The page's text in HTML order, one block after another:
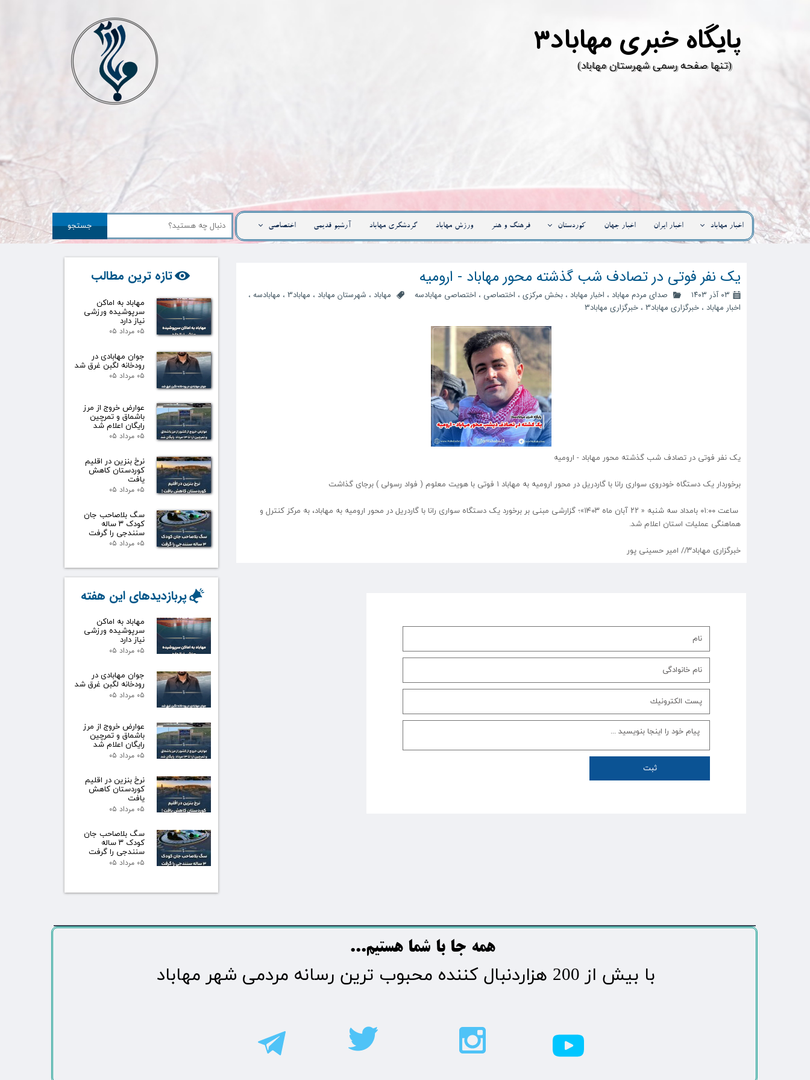
پ
​(تنها صفحه رسمی شهرستان مهاباد)
اخبار مهاباد اخبار ایران اخبار جهان کوردستان فرهنگ و هنر ورزش مهاباد گردشگری مهاباد آرشیو قدیمی اختصاصی جستجو
یک نفر فوتی در تصادف شب گذشته محور مهاباد - ارومیه
۰۳ آذر ۱۴۰۳ صدای مردم مهاباد ، اخبار مهاباد ،بخش مرکزی ، اختصاصی ، اختصاصی مهابادسه مهاباد ، شهرستان مهاباد ، مهاباد3 ، مهابادسه ،
اخبار مهاباد ،خبرگزاری مهاباد3 ،خبرگزاری مهاباد۳
یک نفر فوتی در تصادف شب گذشته محور مهاباد - ارومیه
برخوردار یک دستگاه خودروی سواری رانا با گاردریل در محور ارومیه به مهاباد ۱ فوتی با هویت معلوم ( فواد رسولی ) برجای گذاشت
ساعت ۰۱:۰۰ بامداد سه شنبه « ۲۲ آبان ماه ۱۴۰۳»؛ گزارشی مبنی بر برخورد یک دستگاه سواری رانا با گاردریل در محور ارومیه به مهاباد، به مرکز کنترل و
هماهنگی عملیات استان اعلام شد.
خبرگزاری مهاباد۳// امیر حسینی پور
تازه ترین مطالب
مهاباد به اماکن
سرپوشیده ورزشی
نیاز دارد
۰۵ مرداد ۰۵
جوان مهابادی در
رودخانه لگبن غرق شد
۰۵ مرداد ۰۵
عوارض خروج از مرز
باشماق و تمرچین
رایگان اعلام شد
۰۵ مرداد ۰۵
نرخ بنزین در اقلیم
کوردستان کاهش
یافت
۰۵ مرداد ۰۵
سگ بلاصاحب جان
کودک ۳ ساله
سنندجی را گرفت
۰۵ مرداد ۰۵
مهاباد به اماکن
سرپوشیده ورزشی
نیاز دارد
۰۵ مرداد ۰۵
جوان مهابادی در
رودخانه لگبن غرق شد
۰۵ مرداد ۰۵
عوارض خروج از مرز
باشماق و تمرچین
رایگان اعلام شد
۰۵ مرداد ۰۵
نرخ بنزین در اقلیم
کوردستان کاهش
یافت
۰۵ مرداد ۰۵
سگ بلاصاحب جان
کودک ۳ ساله
سنندجی را گرفت
۰۵ مرداد ۰۵
پربازدیدهای این هفته
ثبت
​​​همه جا با شما هستیم...​​​​​​​​​​​​​​
​با بیش از 200 هزاردنبال کننده محبوب ترین رسانه مردمی شهر مهاباد​​​​​​​​​​​​​​